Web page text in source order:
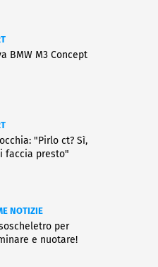
BMW M3 Concept
"Pirlo ct? Sì,
faccia presto"
NOTIZIE
per
e nuotare!